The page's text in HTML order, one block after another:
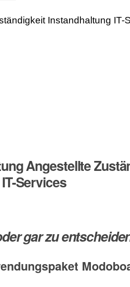
Instandhaltung IT-
Angestellte
Services
gar zu